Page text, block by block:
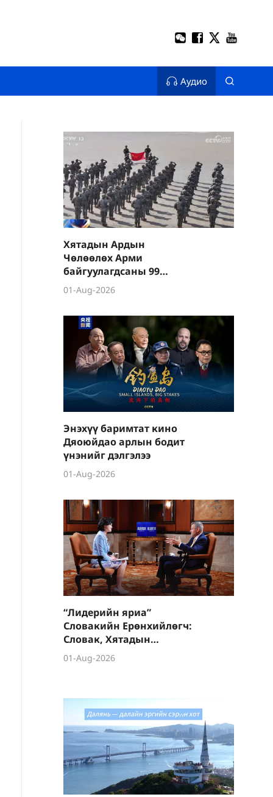
Аудио
Хятадын Ардын
Чөлөөлөх Арми
байгуулагдсаны 99
жилийн ойг улс даяар
олон хэлбэрээр
01-Aug-2026
Энэхүү баримтат кино
Дяоюйдао арлын бодит
үнэнийг дэлгэлээ
01-Aug-2026
“Лидерийн яриа”
Словакийн Ерөнхийлөгч:
Словак, Хятадын
харилцаа түүхэн дээд
түвшинд хүрээд байна
01-Aug-2026